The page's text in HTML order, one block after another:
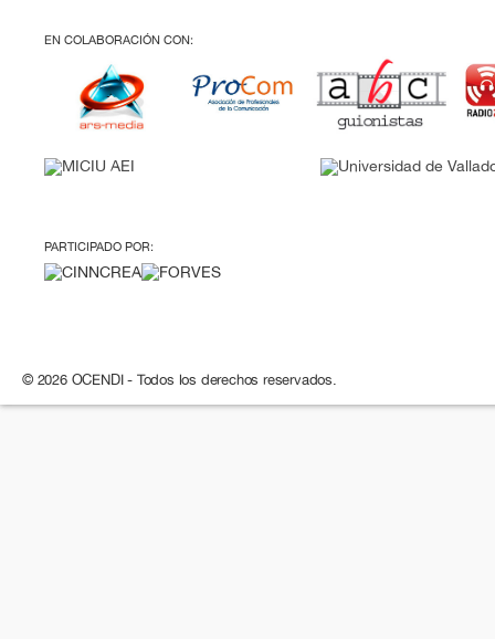
EN COLABORACIÓN CON:
PARTICIPADO POR:
© 2026 OCENDI - Todos los derechos reservados.